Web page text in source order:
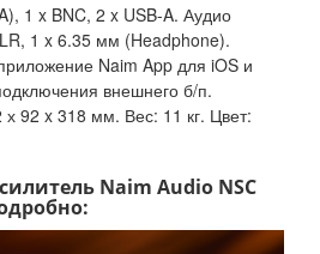
1 x BNC, 2 x USB-A. Аудио
1 x 6.35 мм (Headphone).
Naim App для iOS и
внешнего б/п.
92 x 318 мм. Вес: 11 кг. Цвет:
Naim Audio NSC